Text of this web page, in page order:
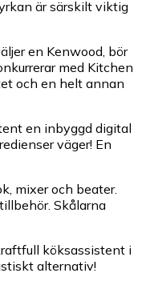
är särskilt viktig
en Kenwood, bör
med Kitchen
och en helt annan
en inbyggd digital
väger! En
mixer och beater.
Skålarna
köksassistent i
alternativ!